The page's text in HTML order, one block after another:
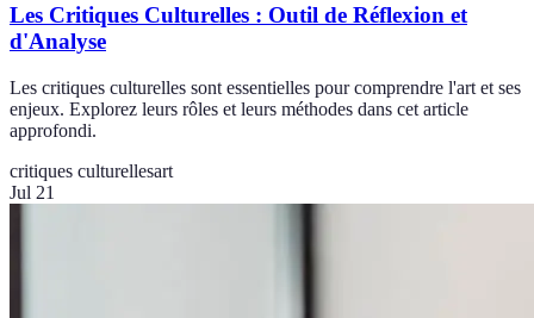
Les Critiques Culturelles : Outil de Réflexion et
d'Analyse
Les critiques culturelles sont essentielles pour comprendre l'art et ses
enjeux. Explorez leurs rôles et leurs méthodes dans cet article
approfondi.
critiques culturellesart
Jul 21